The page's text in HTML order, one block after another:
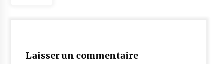
Laisser un commentaire